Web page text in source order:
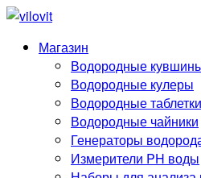
Магазин
Водородные
Водородные кулеры
Водородные таблетки
Водородные чайники
Генераторы
Измерители PH воды